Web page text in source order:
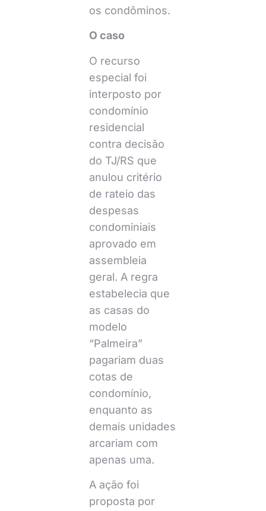
os condôminos.
O caso
O recurso
especial foi
interposto por
condomínio
residencial
contra decisão
do TJ/RS que
anulou critério
de rateio das
despesas
condominiais
aprovado em
assembleia
geral. A regra
estabelecia que
as casas do
modelo
“Palmeira”
pagariam duas
cotas de
condomínio,
enquanto as
demais unidades
arcariam com
apenas uma.
A ação foi
proposta por